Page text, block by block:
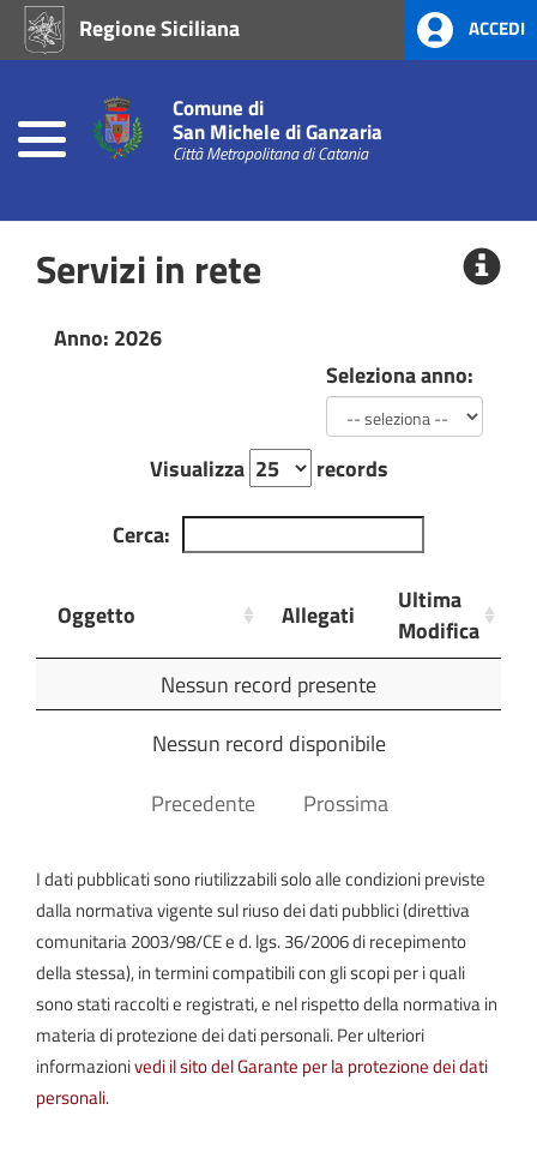
Regione Siciliana ACCEDI
Comune di
San Michele di Ganzaria
Città Metropolitana di Catania
Home
di
Concessione
Atti
(L.R.
Siciliana
Commissioni
Consiliari
30/2000
Spese
Consiglieri
L.R.
Siciliana
30/2000
Servizi in rete
Anno: 2026
Seleziona anno:
Visualizza
records
Cerca:
Oggetto Allegati
Ultima
Modifica
Allegati
Modifica
Nessun record presente
Nessun record disponibile
Precedente
Prossima
I dati pubblicati sono riutilizzabili solo alle condizioni previste
dalla normativa vigente sul riuso dei dati pubblici (direttiva
comunitaria 2003/98/CE e d. lgs. 36/2006 di recepimento
della stessa), in termini compatibili con gli scopi per i quali
sono stati raccolti e registrati, e nel rispetto della normativa in
materia di protezione dei dati personali. Per ulteriori
informazionivedi il sito del Garante per la protezione dei dati
personali.